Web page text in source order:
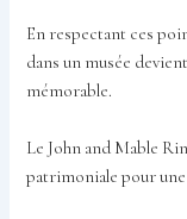
En respectant ces
dans un musée
mémorable.
Le John and Mable
patrimoniale pour